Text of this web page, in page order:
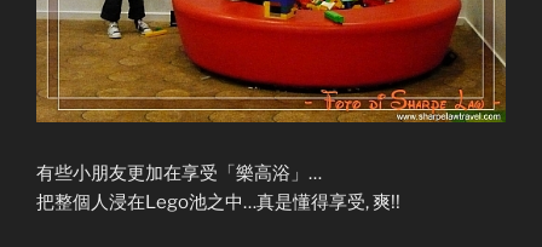
有些小朋友更加在享受「樂高浴」…
把整個人浸在Lego池之中…真是懂得享受, 爽!!